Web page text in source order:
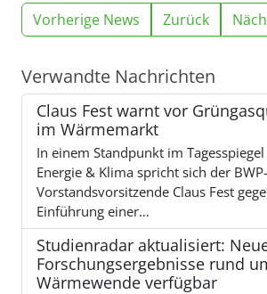
Vorherige News Zurück
Verwandte Nachrichten
Claus Fest warnt vor
im Wärmemarkt
In einem Standpunkt im
Energie & Klima spricht sich der BWP-
Vorstandsvorsitzende Claus Fest
Einführung einer…
Studienradar aktualisiert:
Forschungsergebnisse rund
Wärmewende verfügbar